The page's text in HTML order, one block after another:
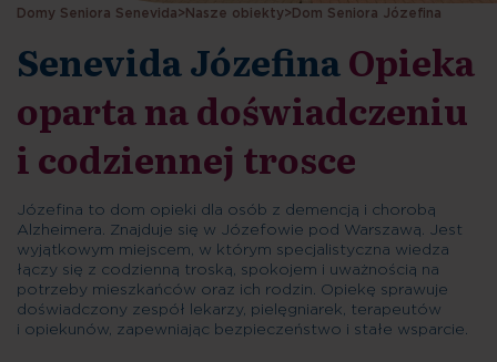
Domy Seniora Senevida> Nasze obiekty> Dom Seniora Józefina
Senevida JózefinaOpieka
oparta na doświadczeniu
i codziennej trosce
Józefina to dom opieki dla osób z demencją i chorobą
Alzheimera. Znajduje się w Józefowie pod Warszawą. Jest
wyjątkowym miejscem, w którym specjalistyczna wiedza
łączy się z codzienną troską, spokojem i uważnością na
potrzeby mieszkańców oraz ich rodzin. Opiekę sprawuje
doświadczony zespół lekarzy, pielęgniarek, terapeutów
i opiekunów, zapewniając bezpieczeństwo i stałe wsparcie.